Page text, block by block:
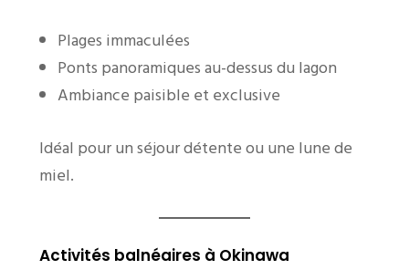
Plages immaculées
Ponts panoramiques au-dessus du lagon
Ambiance paisible et exclusive
Idéal pour un séjour détente ou une lune de
miel.
Activités balnéaires à Okinawa